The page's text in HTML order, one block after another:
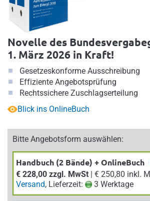
Novelle des
1. März 2026 in Kraft!
Gesetzeskonforme Ausschreibung
Effiziente Angebotsprüfung
Rechtssichere Zuschlagserteilung
Blick ins OnlineBuch
Bitte Angebotsform auswählen:
Handbuch (2 Bände) + OnlineBuch
€ 228,00 zzgl. MwSt
| € 250,80 inkl.
Versand, Lieferzeit: 3 Werktage